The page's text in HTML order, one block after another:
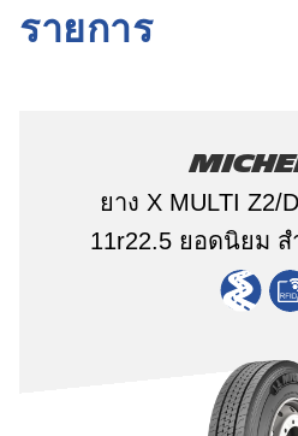
รายการ
ยาง X MULTI Z2/
11r22.5 ยอดนิยม